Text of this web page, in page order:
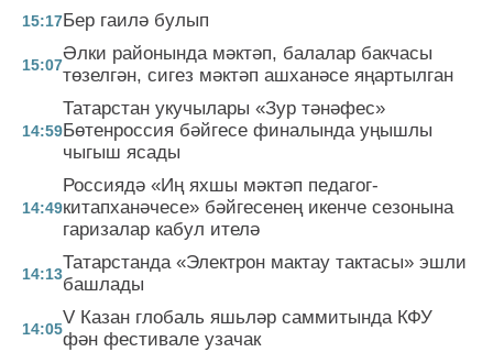
15:17Бер гаилә булып
15:07
Әлки районында мәктәп, балалар бакчасы
төзелгән, сигез мәктәп ашханәсе яңартылган
14:59
Татарстан укучылары «Зур тәнәфес»
Бөтенроссия бәйгесе финалында уңышлы
чыгыш ясады
14:49
Россиядә «Иң яхшы мәктәп педагог-
китапханәчесе» бәйгесенең икенче сезонына
гаризалар кабул ителә
14:13
Татарстанда «Электрон мактау тактасы» эшли
башлады
14:05
V Казан глобаль яшьләр саммитында КФУ
фән фестивале узачак